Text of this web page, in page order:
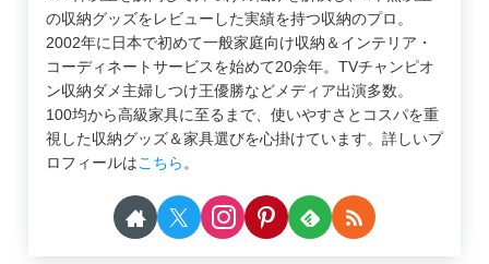
の収納グッズをレビューした実績を持つ収納のプロ。
2002年に日本で初めて一般家庭向け収納＆インテリア・
コーディネートサービスを始めて20余年。TVチャンピオ
ン収納ダメ主婦しつけ王優勝などメディア出演多数。
100均から高級家具に至るまで、使いやすさとコスパを重
視した収納グッズ＆家具選びを心掛けています。詳しいプ
ロフィールはこちら 。